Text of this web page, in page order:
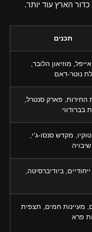
הארץ עוד יותר.
תכנים
מוזיאון הלובר,
נוטר-דאם
החירות, פארק סנטרל,
בברודווי
מקדש סנסו-ג'י,
ביודיברסיטה,
מעיינות חמים, תצפית
פרא